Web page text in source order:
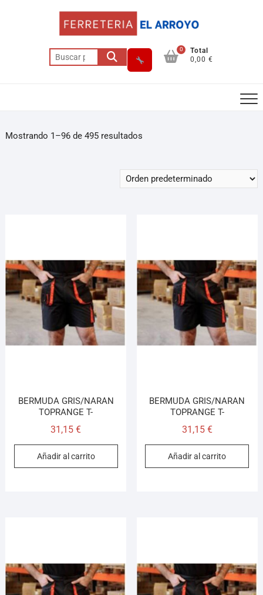
0
Total
0,00 €
Mostrando 1–96 de 495 resultados
BERMUDA GRIS/NARAN
TOPRANGE T-
31,15€
Añadir al carrito
BERMUDA GRIS/NARAN
TOPRANGE T-
31,15 €
Añadir al carrito
Asesor El Arroyo
En línea · responde en segundos
Llamar (cerrado) Cómo llegar
¡Hola! Soy el asesor virtual de Ferretería El Arroyo.
Cuéntame qué necesitas y te ayudo a encontrarlo,